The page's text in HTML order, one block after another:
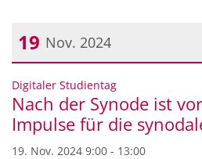
19 Nov. 2024
Datum: 19. November 2024
Digitaler Studientag:
Nach der Synode ist
Impulse für die
19. Nov. 2024 9:00 - 13:00